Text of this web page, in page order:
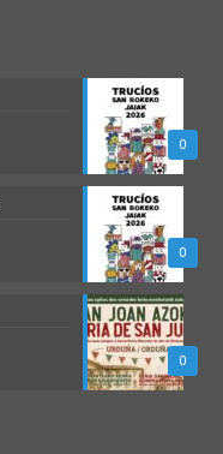
0
0
0